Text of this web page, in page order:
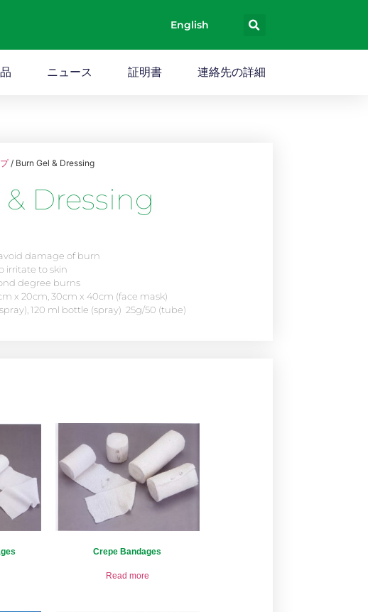
English
ニュース 証明書 連絡先の詳細
/ Burn Gel & Dressing
Dressing
damage of burn
irritate to skin
degree burns
x 20cm, 30cm x 40cm (face mask)
120 ml bottle (spray) 25g/50 (tube)
Crepe Bandages
Read more